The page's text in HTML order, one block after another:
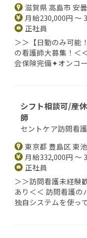
滋賀県 高島市 安
月給230,000円 ～
正社員
＞＞【日勤のみ可能
の看護師大募集！＜
会保険完備✦オンコ
シフト相談可/産
師
セントケア訪問看
東京都 豊島区 東
月給332,000円 ～
正社員
＞＞訪問看護未経験
あり＜＜ 訪問看護の
独自システムを使っ